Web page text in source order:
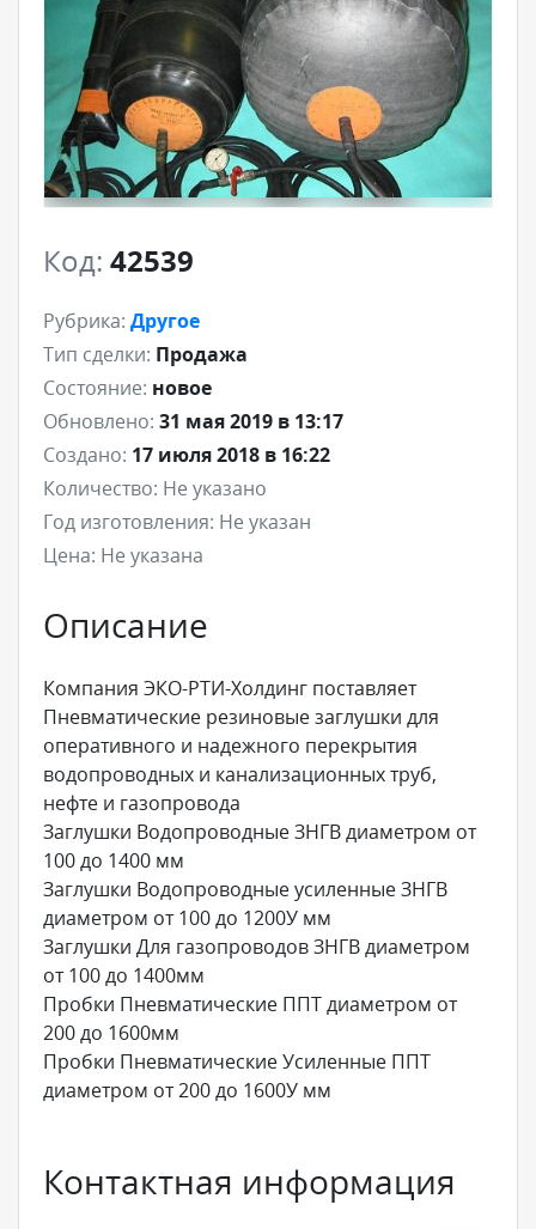
Код: 42539
Рубрика: Другое
Тип сделки: Продажа
Состояние: новое
Обновлено: 31 мая 2019 в 13:17
Создано: 17 июля 2018 в 16:22
Количество: Не указано
Год изготовления: Не указан
Цена: Не указана
Описание
Компания ЭКО-РТИ-Холдинг поставляет
Пневматические резиновые заглушки для
оперативного и надежного перекрытия
водопроводных и канализационных труб,
нефте и газопровода
Заглушки Водопроводные ЗНГВ диаметром от
100 до 1400 мм
Заглушки Водопроводные усиленные ЗНГВ
диаметром от 100 до 1200У мм
Заглушки Для газопроводов ЗНГВ диаметром
от 100 до 1400мм
Пробки Пневматические ППТ диаметром от
200 до 1600мм
Пробки Пневматические Усиленные ППТ
диаметром от 200 до 1600У мм
Контактная информация